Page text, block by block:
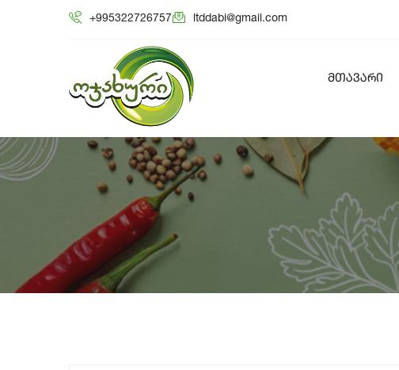
+995322726757 ltddabi@gmail.com
ᲛᲗᲐᲕᲐᲠᲘ